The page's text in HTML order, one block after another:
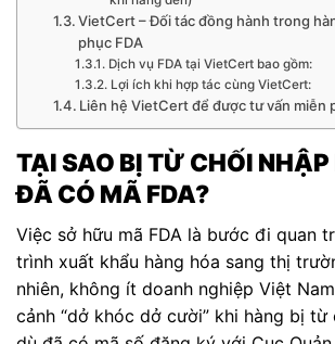
VietCert – Đối tác đồng hành trong
phục FDA
Dịch vụ FDA tại VietCert bao gồm:
Lợi ích khi hợp tác cùng VietCert:
Liên hệ VietCert để được tư vấn miễn
TẠI SAO BỊ TỪ CHỐI NHẬP
ĐÃ CÓ MÃ FDA?
Việc sở hữu mã FDA là bước đi quan
trình xuất khẩu hàng hóa sang thị
nhiên, không ít doanh nghiệp Việt
cảnh “dở khóc dở cười” khi hàng bị từ